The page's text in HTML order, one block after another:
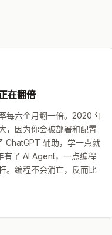
在翻倍
每六个月翻一倍。2020 年
，因为你会被部署和配置
ChatGPT 辅助，学一点就
有了 AI Agent，一点编程
。编程不会消亡，反而比